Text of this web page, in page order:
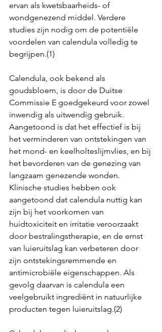
ervan als kwetsbaarheids- of
wondgenezend middel. Verdere
studies zijn nodig om de potentiële
voordelen van calendula volledig te
begrijpen.(1)
Calendula, ook bekend als
goudsbloem, is door de Duitse
Commissie E goedgekeurd voor zowel
inwendig als uitwendig gebruik.
Aangetoond is dat het effectief is bij
het verminderen van ontstekingen van
het mond- en keelholteslijmvlies, en bij
het bevorderen van de genezing van
langzaam genezende wonden.
Klinische studies hebben ook
aangetoond dat calendula nuttig kan
zijn bij het voorkomen van
huidtoxiciteit en irritatie veroorzaakt
door bestralingstherapie, en de ernst
van luieruitslag kan verbeteren door
zijn ontstekingsremmende en
antimicrobiële eigenschappen. Als
gevolg daarvan is calendula een
veelgebruikt ingrediënt in natuurlijke
producten tegen luieruitslag.(2)